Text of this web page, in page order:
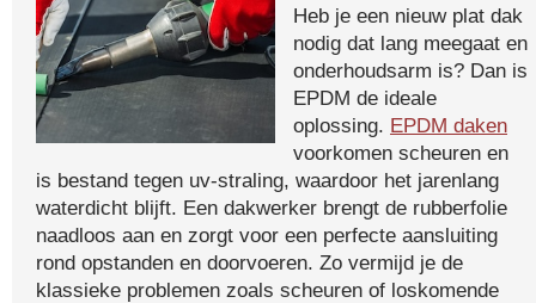
Heb je een nieuw plat dak
nodig dat lang meegaat en
onderhoudsarm is? Dan is
EPDM de ideale
oplossing. EPDM daken
voorkomen scheuren en
is bestand tegen uv-straling, waardoor het jarenlang
waterdicht blijft. Een dakwerker brengt de rubberfolie
naadloos aan en zorgt voor een perfecte aansluiting
rond opstanden en doorvoeren. Zo vermijd je de
klassieke problemen zoals scheuren of loskomende